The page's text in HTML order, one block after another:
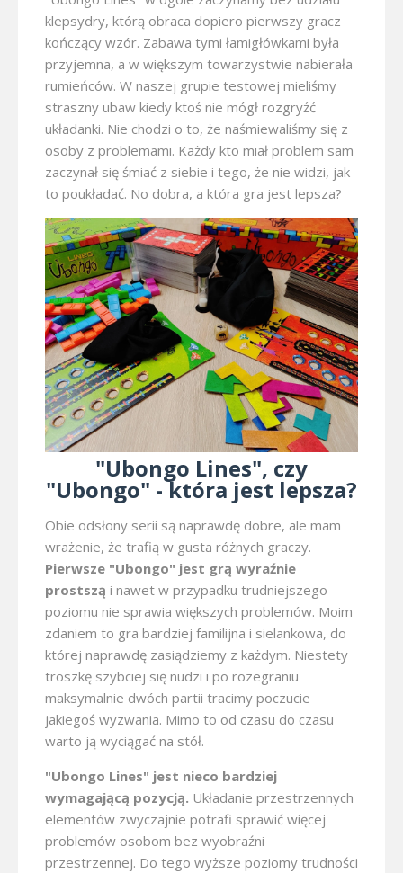
klepsydry, którą obraca dopiero pierwszy gracz
kończący wzór. Zabawa tymi łamigłówkami była
przyjemna, a w większym towarzystwie nabierała
rumieńców. W naszej grupie testowej mieliśmy
straszny ubaw kiedy ktoś nie mógł rozgryźć
układanki. Nie chodzi o to, że naśmiewaliśmy się z
osoby z problemami. Każdy kto miał problem sam
zaczynał się śmiać z siebie i tego, że nie widzi, jak
to poukładać. No dobra, a która gra jest lepsza?
"Ubongo Lines", czy
"Ubongo" - która jest lepsza?
Obie odsłony serii są naprawdę dobre, ale mam
wrażenie, że trafią w gusta różnych graczy.
Pierwsze "Ubongo" jest grą wyraźnie
prostszą i nawet w przypadku trudniejszego
poziomu nie sprawia większych problemów. Moim
zdaniem to gra bardziej familijna i sielankowa, do
której naprawdę zasiądziemy z każdym. Niestety
troszkę szybciej się nudzi i po rozegraniu
maksymalnie dwóch partii tracimy poczucie
jakiegoś wyzwania. Mimo to od czasu do czasu
warto ją wyciągać na stół.
"Ubongo Lines" jest nieco bardziej
wymagającą pozycją. Układanie przestrzennych
elementów zwyczajnie potrafi sprawić więcej
problemów osobom bez wyobraźni
przestrzennej. Do tego wyższe poziomy trudności